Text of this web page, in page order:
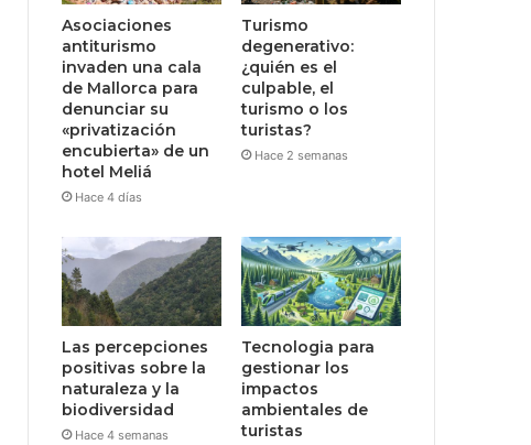
Asociaciones
antiturismo
invaden una cala
de Mallorca para
denunciar su
«privatización
encubierta» de un
hotel Meliá
Hace 4 días
Turismo
degenerativo:
¿quién es el
culpable, el
turismo o los
turistas?
Hace 2 semanas
Las percepciones
positivas sobre la
naturaleza y la
biodiversidad
Hace 4 semanas
Tecnologia para
gestionar los
impactos
ambientales de
turistas